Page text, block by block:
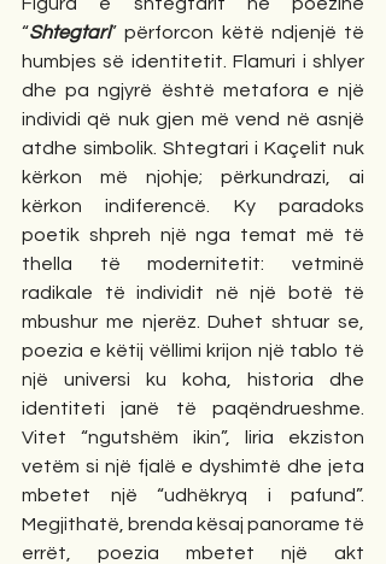
“Shtegtari” përforcon këtë ndjenjë të
humbjes së identitetit. Flamuri i shlyer
dhe pa ngjyrë është metafora e një
individi që nuk gjen më vend në asnjë
atdhe simbolik. Shtegtari i Kaçelit nuk
kërkon më njohje; përkundrazi, ai
kërkon indiferencë. Ky paradoks
poetik shpreh një nga temat më të
thella të modernitetit: vetminë
radikale të individit në një botë të
mbushur me njerëz. Duhet shtuar se,
poezia e këtij vëllimi krijon një tablo të
një universi ku koha, historia dhe
identiteti janë të paqëndrueshme.
Vitet “ngutshëm ikin”, liria ekziston
vetëm si një fjalë e dyshimtë dhe jeta
mbetet një “udhëkryq i pafund”.
Megjithatë, brenda kësaj panorame të
errët, poezia mbetet një akt